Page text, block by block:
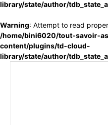
library/state/author/
Warning: Attempt to read
/home/bini6020/tout-savoir-
content/plugins/td-cloud-
library/state/author/